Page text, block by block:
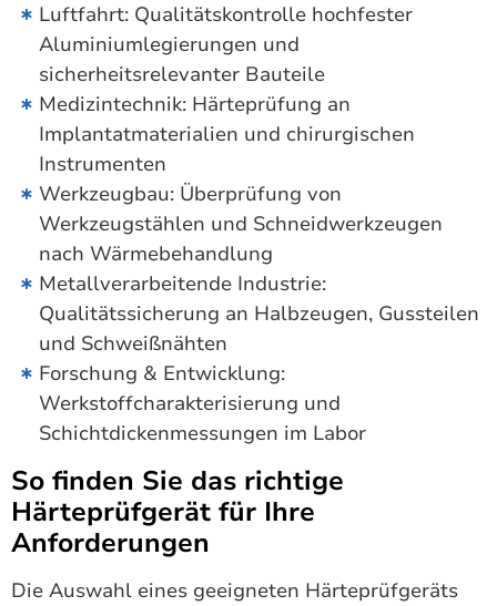
Luftfahrt: Qualitätskontrolle hochfester
Aluminiumlegierungen und
sicherheitsrelevanter Bauteile
Medizintechnik: Härteprüfung an
Implantatmaterialien und chirurgischen
Instrumenten
Werkzeugbau: Überprüfung von
Werkzeugstählen und Schneidwerkzeugen
nach Wärmebehandlung
Metallverarbeitende Industrie:
Qualitätssicherung an Halbzeugen, Gussteilen
und Schweißnähten
Forschung & Entwicklung:
Werkstoffcharakterisierung und
Schichtdickenmessungen im Labor
So finden Sie das richtige
Härteprüfgerät für Ihre
Anforderungen
Die Auswahl eines geeigneten Härteprüfgeräts